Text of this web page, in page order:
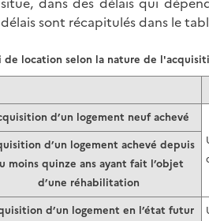
délais sont récapitulés dans le
d’un logement neuf achevé
d’un logement achevé depuis
moins quinze ans ayant fait l’objet
d’une réhabilitation
d’un logement en l’état futur
de location selon la nature de